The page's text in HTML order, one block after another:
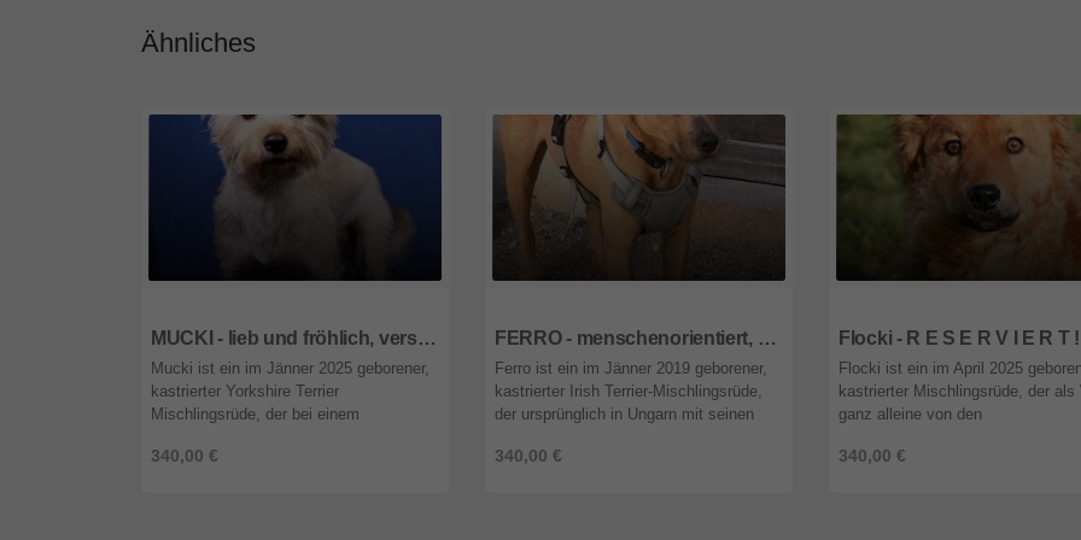
Ähnliches
MUCKI - lieb und fröhlich, verschmust, lebhaft, klug, katzenverträglich, als Zweithund zu einer Hündin, anfangs etwas ängstlich
340,00 €
Mucki ist ein im Jänner 2025 geborener,
kastrierter Yorkshire Terrier
Mischlingsrüde, der bei einem
das Tierheim unserer ungarischen
FERRO - menschenorientiert, sehr freundlich, kinderlieb, klug, sehr gelehrig, aufmerksam, bewegungsfreudig, Jagdtrieb, nicht zu Kleintieren
340,00 €
Ferro ist ein im Jänner 2019 geborener,
kastrierter Irish Terrier-Mischlingsrüde,
der ursprünglich in Ungarn mit seinen
gefunden und unseren un ...
340,00 €
Flocki ist ein im April 2025
kastrierter Mischlingsrüde, der als
ganz alleine von den
nahegelegenen See gefunden und